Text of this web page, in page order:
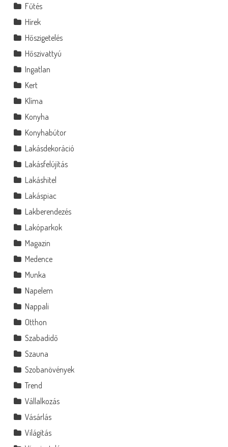
Fűtés
Hírek
Hőszigetelés
Hőszivattyú
Ingatlan
Kert
Klíma
Konyha
Konyhabútor
Lakásdekoráció
Lakásfelújítás
Lakáshitel
Lakáspiac
Lakberendezés
Lakóparkok
Magazin
Medence
Munka
Napelem
Nappali
Otthon
Szabadidő
Szauna
Szobanövények
Trend
Vállalkozás
Vásárlás
Világítás